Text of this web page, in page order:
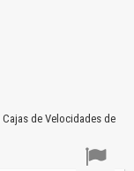
de Velocidades de